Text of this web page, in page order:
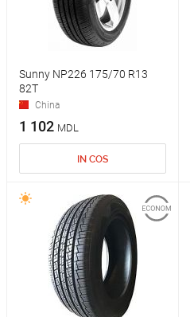
Sunny NP226 175/70 R13
82T
China
1 102 MDL
IN COS